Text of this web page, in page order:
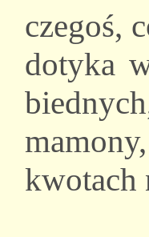
czegoś,
dotyka
kwotach